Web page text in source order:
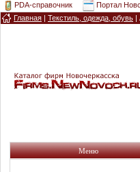
PDA-справочник Портал
Главная | Текстиль, одежда, обувь |
Меню